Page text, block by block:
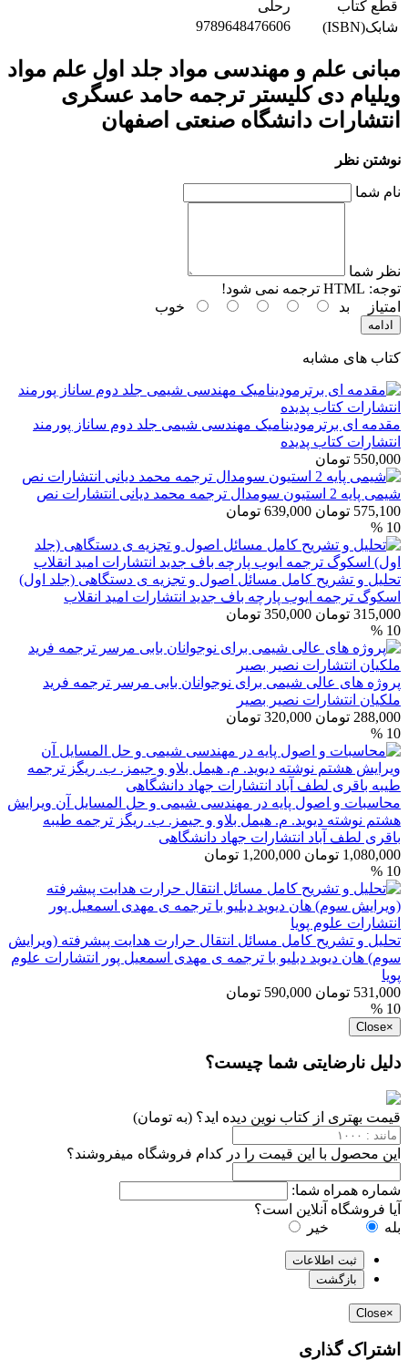
قطع کتاب
رحلی
شابک(ISBN)
9789648476606
مبانی علم و مهندسی مواد جلد اول علم مواد
ویلیام دی کلیستر ترجمه حامد عسگری
انتشارات دانشگاه صنعتی اصفهان
نوشتن نظر
نام شما
نظر شما
توجه:
امتیاز
بد خوب
ادامه
کتاب های مشابه
مقدمه ای برترمودینامیک مهندسی شیمی جلد دوم ساناز پورمند
انتشارات کتاب پدیده
550,000 تومان
شیمی پایه 2 استیون سومدال ترجمه محمد دیانی انتشارات نص
575,100 تومان
639,000 تومان
10 %
تحلیل و تشریح کامل مسائل اصول و تجزیه ی دستگاهی (جلد اول)
اسکوگ ترجمه ایوب پارچه باف جدید انتشارات امید انقلاب
315,000 تومان
350,000 تومان
10 %
پروژه های عالی شیمی برای نوجوانان بابی مرسر ترجمه فرید
ملکیان انتشارات نصیر بصیر
288,000 تومان
320,000 تومان
10 %
محاسبات و اصول پایه در مهندسی شیمی و حل المسایل آن ویرایش
هشتم نوشته دیوید. م. هیمل بلاو و جیمز. ب. ریگز ترجمه طیبه
باقری لطف آباد انتشارات جهاد دانشگاهی
1,080,000 تومان
1,200,000 تومان
10 %
تحلیل و تشریح کامل مسائل انتقال حرارت هدایت پیشرفته (ویرایش
سوم) هان دیوید دبلیو با ترجمه ی مهدی اسمعیل پور انتشارات علوم
پویا
531,000 تومان
590,000 تومان
10 %
×
Close
دلیل نارضایتی شما چیست؟
قیمت بهتری از کتاب نوین دیده اید؟ (به تومان)
این محصول با این قیمت را در کدام فروشگاه میفروشند؟
شماره همراه شما:
آیا فروشگاه آنلاین است؟
بله
خیر
ثبت اطلاعات
بازگشت
×
Close
اشتراک گذاری